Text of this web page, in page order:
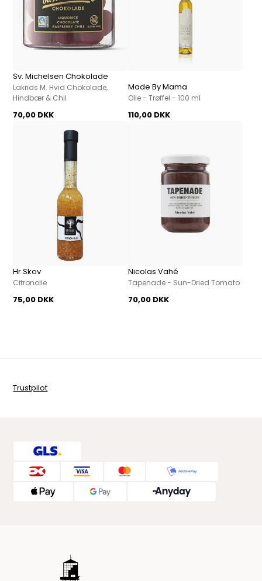
Sv. Michelsen Chokolade
Lakrids M. Hvid Chokolade,
Hindbær & Chil
70,00 DKK
Made By Mama
Olie - Trøffel - 100 ml
110,00 DKK
Hr.Skov
Citronolie
75,00 DKK
Nicolas Vahé
Tapenade - Sun-Dried Tomato
70,00 DKK
Trustpilot